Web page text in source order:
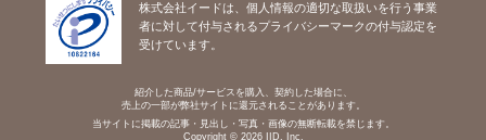
株式会社イードは、個人情報の適切な取扱いを行う事業
者に対して付与されるプライバシーマークの付与認定を
受けています。
紹介した商品/サービスを購入、契約した場合に、
売上の一部が弊社サイトに還元されることがあります。
当サイトに掲載の記事・見出し・写真・画像の無断転載を禁じます。
Copyright © 2026 IID, Inc.